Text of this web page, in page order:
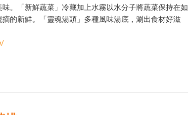
。「新鮮蔬菜」冷藏加上水霧以水分子將蔬菜保持在如
的新鮮。「靈魂湯頭」多種風味湯底，涮出食材好滋